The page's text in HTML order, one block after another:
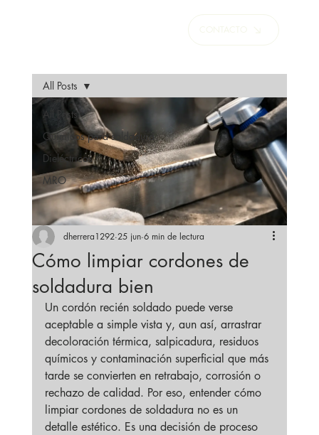
CONTACTO
All Posts
Químicos para soldadura
Dieléctricos
MRO
All Posts
Cómo limpiar cordones de
soldadura bien
dherrera1292 25 jun 6 min de lectura
Un cordón recién soldado puede verse
aceptable a simple vista y, aun así, arrastrar
decoloración térmica, salpicadura, residuos
químicos y contaminación superficial que más
tarde se convierten en retrabajo, corrosión o
rechazo de calidad. Por eso, entender cómo
limpiar cordones de soldadura no es un
detalle estético. Es una decisión de proceso